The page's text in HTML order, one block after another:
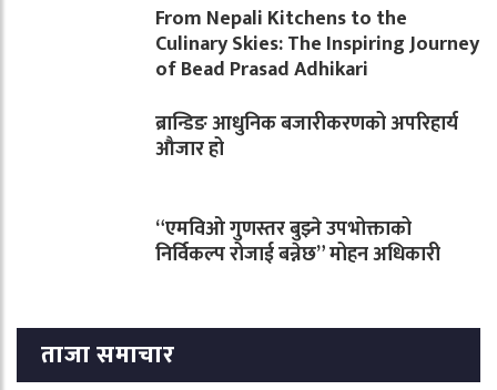
From Nepali Kitchens to the
Culinary Skies: The Inspiring Journey
of Bead Prasad Adhikari
ब्रान्डिङ आधुनिक बजारीकरणको अपरिहार्य
औजार हो
“एमविओ गुणस्तर बुझ्ने उपभोक्ताको
निर्विकल्प रोजाई बन्नेछ” मोहन अधिकारी
ताजा समाचार